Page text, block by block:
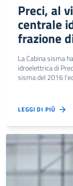
Preci, al
centrale
frazione
La Cabina sisma
idroelettrica di
sisma del 2016
LEGGI DI PIÙ